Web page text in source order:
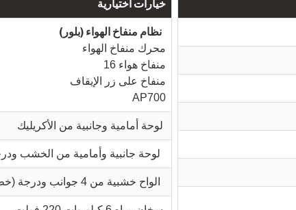
خيارات اختيارية
محرك منفاخ الهواء
16 منفاخ هواء
منفاخ على زر الإيقاف
AP700